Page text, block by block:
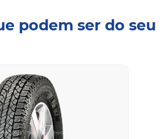
podem ser do seu